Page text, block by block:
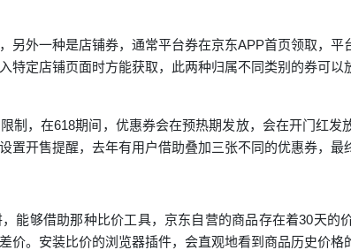
另外一种是店铺券，通常平台券在京东APP首页领取，
特定店铺页面时方能获取，此两种归属不同类别的券可
制，在618期间，优惠券会在预热期发放，会在开门红发
置开售提醒，去年有用户借助叠加三张不同的优惠券，最
能够借助那种比价工具，京东自营的商品存在着30天的
价。安装比价的浏览器插件，会直观地看到商品历史价格